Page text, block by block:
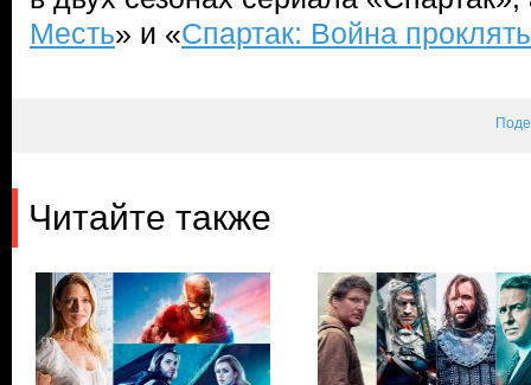
Месть» и «Спартак: Война
Читайте также